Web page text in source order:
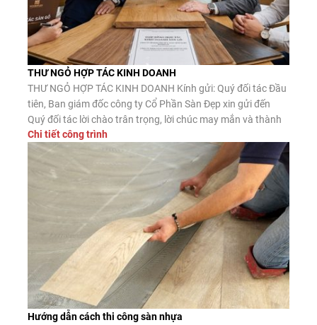
THƯ NGỎ HỢP TÁC KINH DOANH
THƯ NGỎ HỢP TÁC KINH DOANH Kính gửi: Quý đối tác Đầu
tiên, Ban giám đốc công ty Cổ Phần Sàn Đẹp xin gửi đến
Quý đối tác lời chào trân trọng, lời chúc may mắn và thành
công. Công ty CP Sàn Đẹp là đơn vị nhập khẩu, phân phối
sàn gỗ công nghiệp, […]
Chi tiết công trình
Hướng dẫn cách thi công sàn nhựa